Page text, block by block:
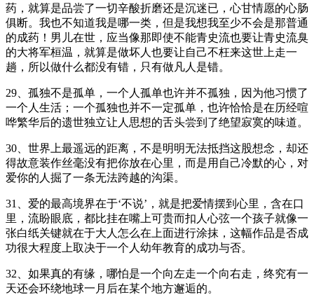
药，就算是品尝了一切辛酸折磨还是沉迷已，心甘情愿的心肠
俱断。我也不知道我是哪一类，但是我想我至少不会是那普通
的成药！男儿在世，应当像那即使不能青史流也要让青史流臭
的大将军桓温，就算是做坏人也要让自己不枉来这世上走一
趟，所以做什么都没有错，只有做凡人是错。
29、孤独不是孤单，一个人孤单也许并不孤独，因为他习惯了
一个人生活；一个孤独也并不一定孤单，也许恰恰是在历经喧
哗繁华后的遗世独立让人思想的舌头尝到了绝望寂寞的味道。
30、世界上最遥远的距离，不是明明无法抵挡这股想念，却还
得故意装作丝毫没有把你放在心里，而是用自己冷默的心，对
爱你的人掘了一条无法跨越的沟渠。
31、爱的最高境界在于‘不说’，就是把爱情摆到心里，含在口
里，流盼眼底，都比挂在嘴上可贵而扣人心弦一个孩子就像一
张白纸关键就在于大人怎么在上面进行涂抹，这幅作品是否成
功很大程度上取决于一个人幼年教育的成功与否。
32、如果真的有缘，哪怕是一个向左走一个向右走，终究有一
天还会环绕地球一月后在某个地方邂逅的。